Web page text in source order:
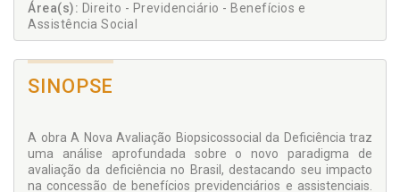
Área(s): Direito - Previdenciário - Benefícios e
Assistência Social
SINOPSE
A obra A Nova Avaliação Biopsicossocial da Deficiência traz
uma análise aprofundada sobre o novo paradigma de
avaliação da deficiência no Brasil, destacando seu impacto
na concessão de benefícios previdenciários e assistenciais.